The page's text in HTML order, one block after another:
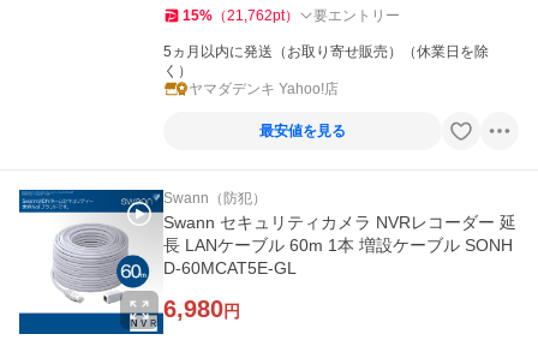
15% （21,762pt） 要エントリー
5ヵ月以内に発送（お取り寄せ販売）（休業日を除
く）
ヤマダデンキ Yahoo!店
最安値を見る
Swann（防犯）
Swann セキュリティカメラ NVRレコーダー 延
長 LANケーブル 60m 1本 増設ケーブル SONH
D-60MCAT5E-GL
6,980円